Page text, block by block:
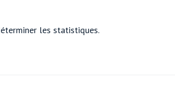
les statistiques.